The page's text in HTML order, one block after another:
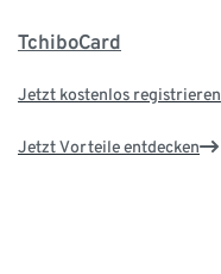
TchiboCard
Jetzt kostenlos registrieren
Jetzt Vorteile entdecken